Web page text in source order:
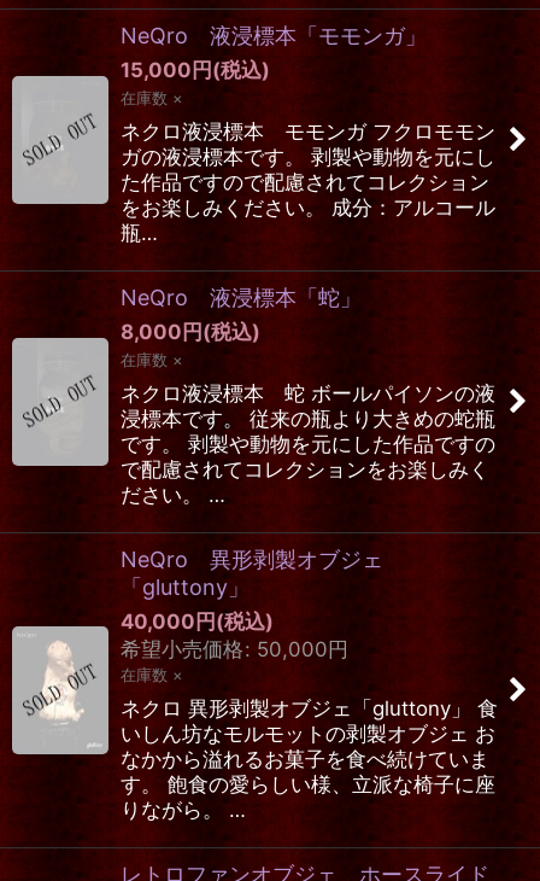
NeQro 液浸標本「モモンガ」
15,000 円 (税込)
在庫数 ×
ネクロ液浸標本 モモンガ フクロモモン
ガの液浸標本です。 剥製や動物を元にし
た作品ですので配慮されてコレクション
をお楽しみください。 成分：アルコール
瓶…
NeQro 液浸標本「蛇」
8,000 円 (税込)
在庫数 ×
ネクロ液浸標本 蛇 ボールパイソンの液
浸標本です。 従来の瓶より大きめの蛇瓶
です。 剥製や動物を元にした作品ですの
で配慮されてコレクションをお楽しみく
ださい。 …
NeQro 異形剥製オブジェ
「gluttony」
40,000 円 (税込)
希望小売価格: 50,000 円
在庫数 ×
ネクロ 異形剥製オブジェ「gluttony」 食
いしん坊なモルモットの剥製オブジェ お
なかから溢れるお菓子を食べ続けていま
す。 飽食の愛らしい様、立派な椅子に座
りながら。 …
レトロファンオブジェ ホースライド